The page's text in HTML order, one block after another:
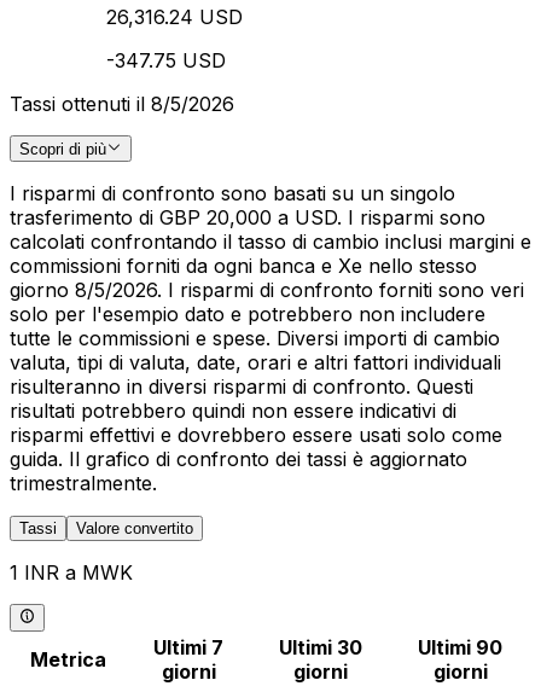
26,316.24 USD
-347.75 USD
Tassi ottenuti il 8/5/2026
Scopri di più
I risparmi di confronto sono basati su un singolo
trasferimento di GBP 20,000 a USD. I risparmi sono
calcolati confrontando il tasso di cambio inclusi margini e
commissioni forniti da ogni banca e Xe nello stesso
giorno 8/5/2026. I risparmi di confronto forniti sono veri
solo per l'esempio dato e potrebbero non includere
tutte le commissioni e spese. Diversi importi di cambio
valuta, tipi di valuta, date, orari e altri fattori individuali
risulteranno in diversi risparmi di confronto. Questi
risultati potrebbero quindi non essere indicativi di
risparmi effettivi e dovrebbero essere usati solo come
guida. Il grafico di confronto dei tassi è aggiornato
trimestralmente.
Tassi Valore convertito
1 INR a MWK
Metrica
Ultimi 7
giorni
Ultimi 30
giorni
Ultimi 90
giorni